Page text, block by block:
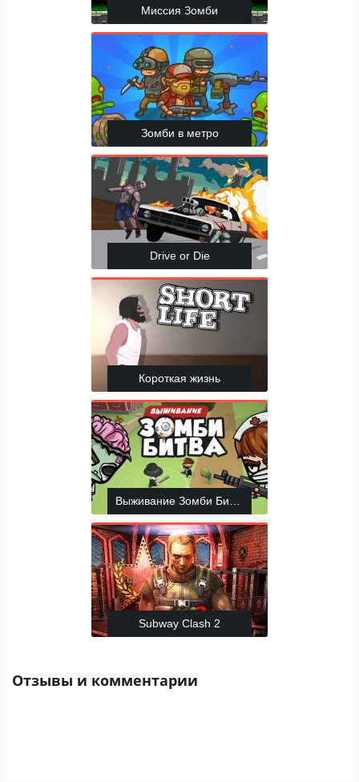
Миссия Зомби
Зомби в метро
Drive or Die
Короткая жизнь
Subway Clash 2
Отзывы и комментарии